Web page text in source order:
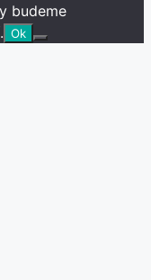
budeme
Ok